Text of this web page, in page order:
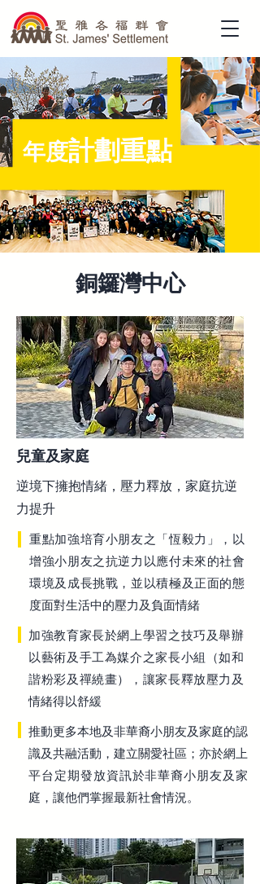
年度計劃重點
銅鑼灣中心
兒童及家庭
逆境下擁抱情緒，壓力釋放，家庭抗逆
力提升
重點加強培育小朋友之「恆毅力」，以
增強小朋友之抗逆力以應付未來的社會
環境及成長挑戰，並以積極及正面的態
度面對生活中的壓力及負面情緒
加強教育家長於網上學習之技巧及舉辦
以藝術及手工為媒介之家長小組（如和
諧粉彩及禪繞畫），讓家長釋放壓力及
情緒得以舒緩
推動更多本地及非華裔小朋友及家庭的認
識及共融活動，建立關愛社區；亦於網上
平台定期發放資訊於非華裔小朋友及家
庭，讓他們掌握最新社會情況。